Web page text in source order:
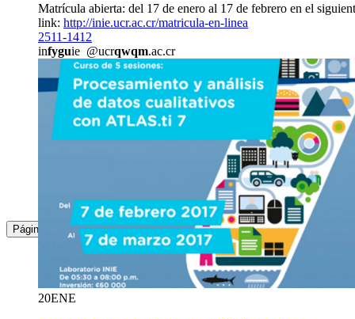
Matrícula abierta: del 17 de enero al 17 de febrero en el
link: http://inie.ucr.ac.cr/matricula-en-linea
2511-1412
infyguie @ucrqwqm.ac.cr
20ENE
Página 2